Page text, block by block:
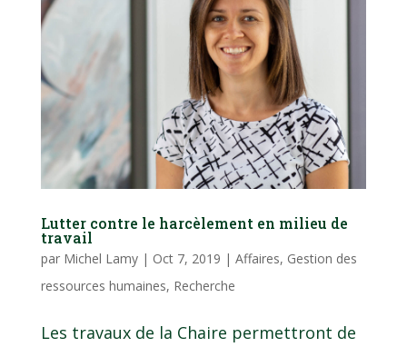
Lutter contre le harcèlement en milieu de
travail
par Michel Lamy| Oct 7, 2019 | Affaires, Gestion des
ressources humaines, Recherche
Les travaux de la Chaire permettront de